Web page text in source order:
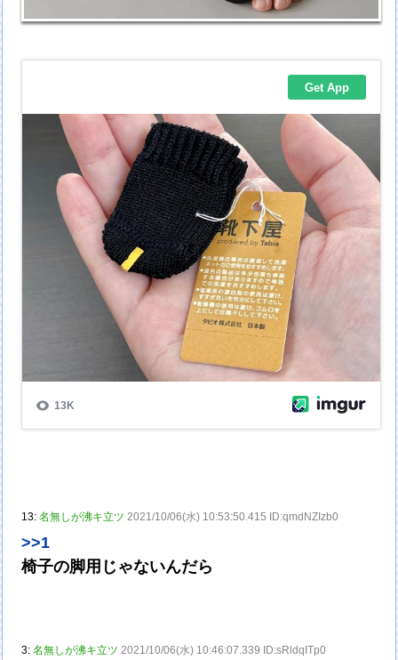
13:名無しが沸キ立ツ 2021/10/06(水) 10:53:50.415 ID:qmdNZIzb0
>>1
椅子の脚用じゃないんだら
3:名無しが沸キ立ツ 2021/10/06(水) 10:46:07.339 ID:sRldqITp0